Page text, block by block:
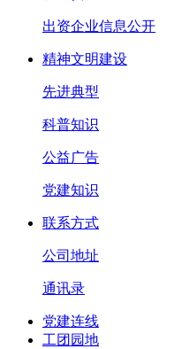
出资企业信息公开
精神文明建设
先进典型
科普知识
公益广告
党建知识
联系方式
公司地址
通讯录
党建连线
工团园地